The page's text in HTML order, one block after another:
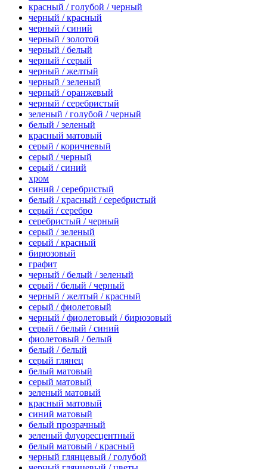
красный / голубой / черный
черный / красный
черный / синий
черный / золотой
черный / белый
черный / серый
черный / желтый
черный / зеленый
черный / оранжевый
черный / серебристый
зеленый / голубой / черный
белый / зеленый
красный матовый
серый / коричневый
серый / черный
серый / синий
хром
синий / серебристый
белый / красный / серебристый
серый / серебро
серебристый / черный
серый / зеленый
серый / красный
бирюзовый
графит
черный / белый / зеленый
серый / белый / черный
черный / желтый / красный
серый / фиолетовый
черный / фиолетовый / бирюзовый
серый / белый / синий
фиолетовый / белый
белый / белый
серый глянец
белый матовый
серый матовый
зеленый матовый
красный матовый
синий матовый
белый прозрачный
зеленый флуоресцентный
белый матовый / красный
черный глянцевый / голубой